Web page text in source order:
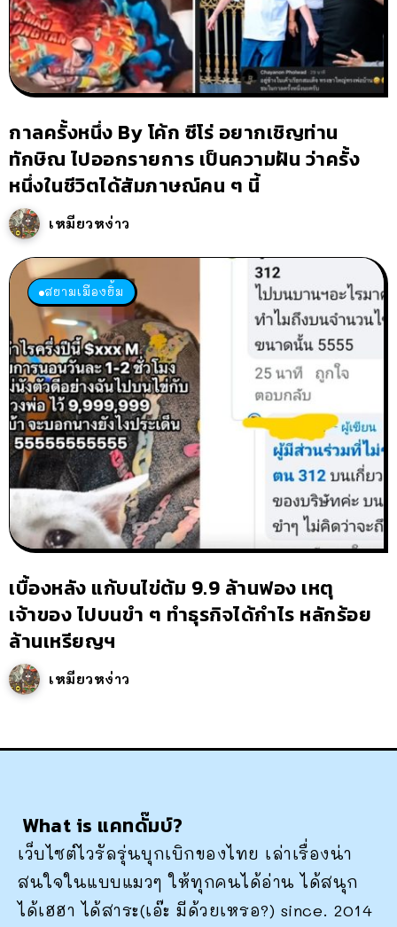
กาลครั้งหนึ่ง By โค้ก ซีโร่ อยากเชิญท่าน
ทักษิณ ไปออกรายการ เป็นความฝัน ว่าครั้ง
หนึ่งในชีวิตได้สัมภาษณ์คน ๆ นี้
เหมียวหง่าว
สยามเมืองยิ้ม
เบื้องหลัง แก้บนไข่ต้ม 9.9 ล้านฟอง เหตุ
เจ้าของ ไปบนขำ ๆ ทำธุรกิจได้กำไร หลักร้อย
ล้านเหรียญฯ
เหมียวหง่าว
What is แคทดั๊มบ์?
เว็บไซต์ไวรัลรุ่นบุกเบิกของไทย เล่าเรื่องน่า
สนใจในแบบแมวๆ ให้ทุกคนได้อ่าน ได้สนุก
ได้เฮฮา ได้สาระ(เอ๊ะ มีด้วยเหรอ?) since. 2014